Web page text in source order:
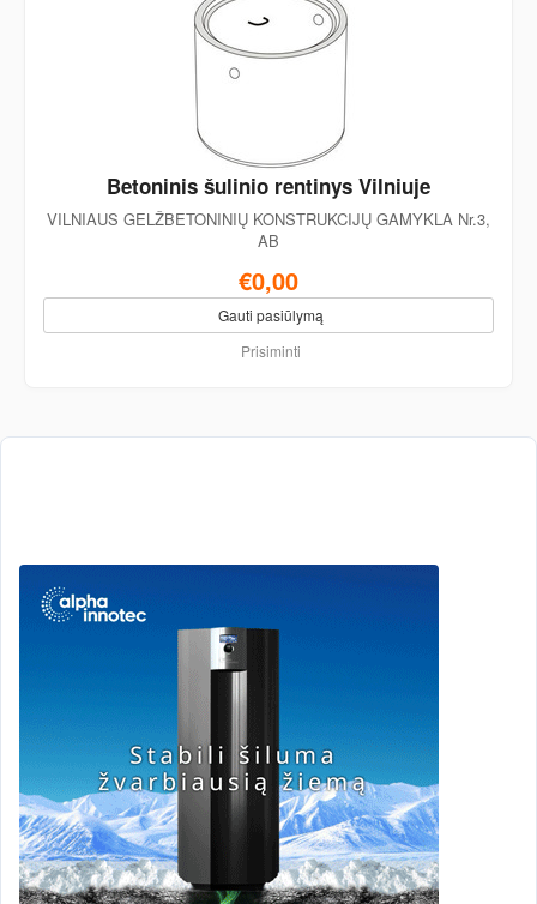
Betoninis šulinio rentinys Vilniuje
VILNIAUS GELŽBETONINIŲ KONSTRUKCIJŲ GAMYKLA Nr.3,
AB
€0,00
Gauti pasiūlymą
Prisiminti